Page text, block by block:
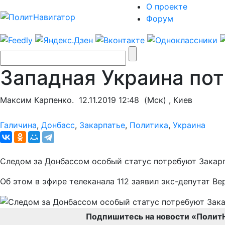
О проекте
Форум
Западная Украина
Максим Карпенко. 12.11.2019 12:48 (Мск) , Киев
Галичина, Донбасс, Закарпатье, Политика, Украина
Следом за Донбассом особый статус потребуют
Об этом в эфире телеканала 112 заявил экс-депутат
Подпишитесь на новости